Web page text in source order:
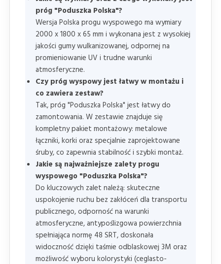
próg "Poduszka Polska"?
Wersja Polska progu wyspowego ma wymiary
2000 x 1800 x 65 mm i wykonana jest z wysokiej
jakości gumy wulkanizowanej, odpornej na
promieniowanie UV i trudne warunki
atmosferyczne.
Czy próg wyspowy jest łatwy w montażu i
co zawiera zestaw?
Tak, próg "Poduszka Polska" jest łatwy do
zamontowania. W zestawie znajduje się
kompletny pakiet montażowy: metalowe
łączniki, korki oraz specjalnie zaprojektowane
śruby, co zapewnia stabilność i szybki montaż.
Jakie są najważniejsze zalety progu
wyspowego "Poduszka Polska"?
Do kluczowych zalet należą: skuteczne
uspokojenie ruchu bez zakłóceń dla transportu
publicznego, odporność na warunki
atmosferyczne, antypoślizgowa powierzchnia
spełniająca normę 48 SRT, doskonała
widoczność dzięki taśmie odblaskowej 3M oraz
możliwość wyboru kolorystyki (ceglasto-